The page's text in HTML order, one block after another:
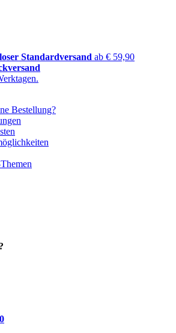
Standardversand ab € 59,90
Bestellung?